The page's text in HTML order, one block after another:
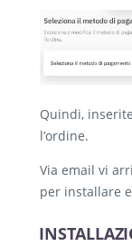
Quindi,
l’ordine.
Via email vi
per installare